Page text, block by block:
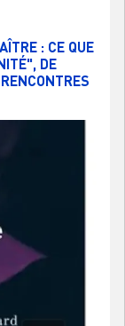
: CE QUE
DE